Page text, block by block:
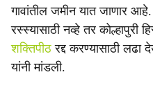
गावांतील जमीन यात जाणार
रस्स्यासाठी नव्हे तर कोल्हापुरी
शक्तिपीठ रद्द करण्यासाठी लढा
यांनी मांडली.